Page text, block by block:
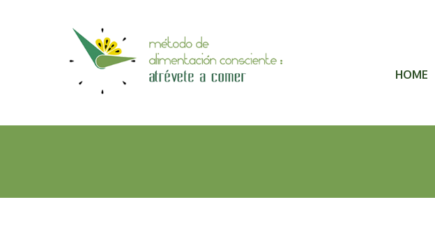
MÉTODO
DE
ALIMENTACIÓN
CONSCIENTE
HOME